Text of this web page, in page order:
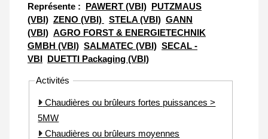
Représente : PAWERT (VBI) PUTZMAUS
(VBI) ZENO (VBI) STELA (VBI) GANN
(VBI) AGRO FORST & ENERGIETECHNIK
GMBH (VBI) SALMATEC (VBI) SECAL -
VBI DUETTI Packaging (VBI)
Activités
Chaudières ou brûleurs fortes puissances >
5MW
Chaudières ou brûleurs moyennes